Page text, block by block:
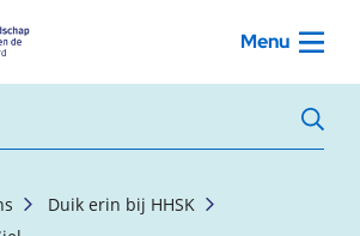
Menu
Duik erin bij HHSK